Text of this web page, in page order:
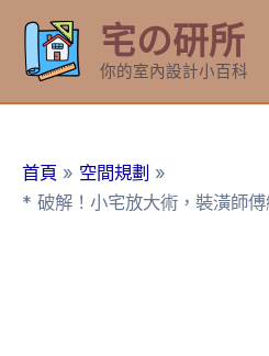
要
宅の研所
你的室內設計小百科
首頁
空間規劃
* 破解！小宅放大術，裝潢師傅